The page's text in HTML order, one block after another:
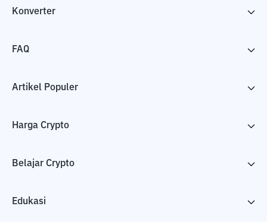
Konverter
FAQ
Artikel Populer
Harga Crypto
Belajar Crypto
Edukasi